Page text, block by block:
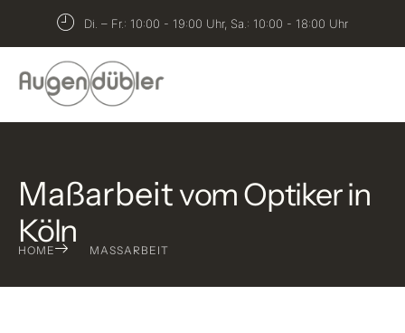
springen
Di. – Fr.: 10:00 - 19:00 Uhr, Sa.: 10:00 - 18:00 Uhr
Maßarbeitvom Optiker in
Köln
HOME MASSARBEIT